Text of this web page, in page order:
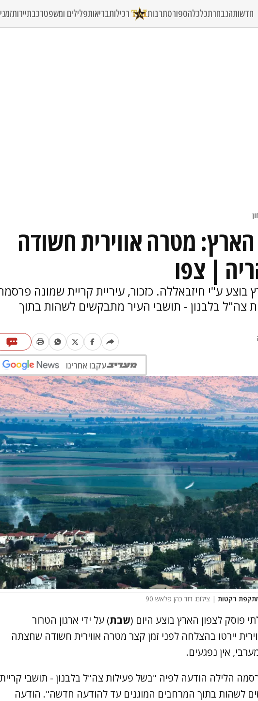
חדשותהנבחרתכלכלהספורטתרבות רכילותבריאותפלילים ומשפטרכבתיירות
הארץ: מטרה אווירית חשודה
| צפו
בוצע ע"י חיזבאללה. כזכור, עיריית קריית שמונה
צה"ל בלבנון - תושבי העיר מתבקשים לשהות בתוך
עקבו אחרינו
רקטות | צילום: דוד כהן פלאש 90
פוסק לצפון הארץ בוצע היום (שבת) על ידי ארגון הטרור
יירטו בהצלחה לפני זמן קצר מטרה אווירית חשודה שחצתה
אין נפגעים.
הלילה הודעה לפיה "בשל פעילות צה"ל בלבנון - תושבי קריית
לשהות בתוך המרחבים המוגנים עד להודעה חדשה". הודעה